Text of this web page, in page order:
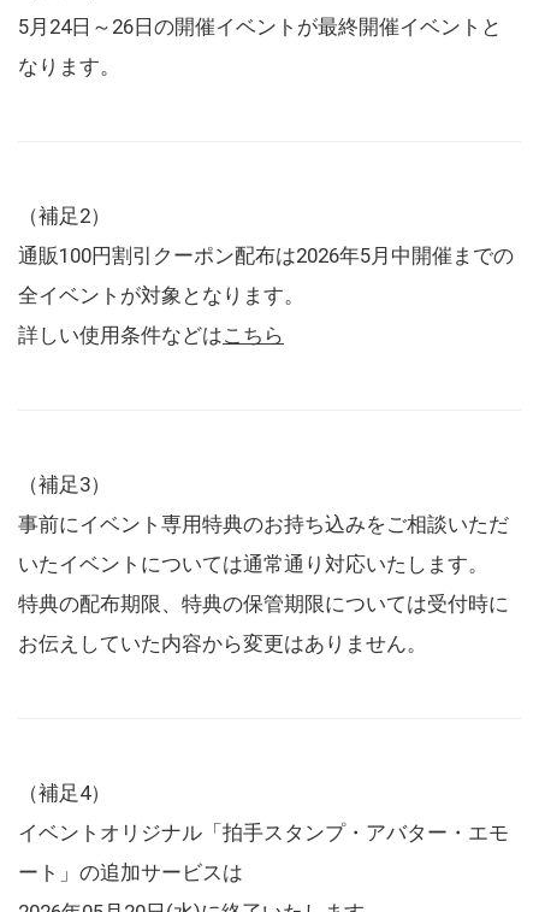
5月24日～26日の開催イベントが最終開催イベントと
なります。
（補足2）
通販100円割引クーポン配布は2026年5月中開催までの
全イベントが対象となります。
詳しい使用条件などはこちら
（補足3）
事前にイベント専用特典のお持ち込みをご相談いただ
いたイベントについては通常通り対応いたします。
特典の配布期限、特典の保管期限については受付時に
お伝えしていた内容から変更はありません。
（補足4）
イベントオリジナル「拍手スタンプ・アバター・エモ
ート」の追加サービスは